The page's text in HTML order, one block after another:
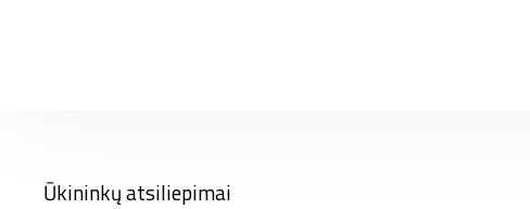
Ūkininkų atsiliepimai